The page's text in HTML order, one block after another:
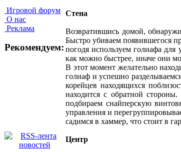
Игровой форум
О нас
Реклама
Рекомендуем:
Стена
Возвратившись домой,
Быстро убиваем появившегося
погодя используем голиафа
как можно быстрее, иначе они
В этот момент желательно
голиаф и успешно
корейцев находящихся
находится с обратной
подбираем снайперскую
управления и
садимся в хаммер, что стоит в
Центр